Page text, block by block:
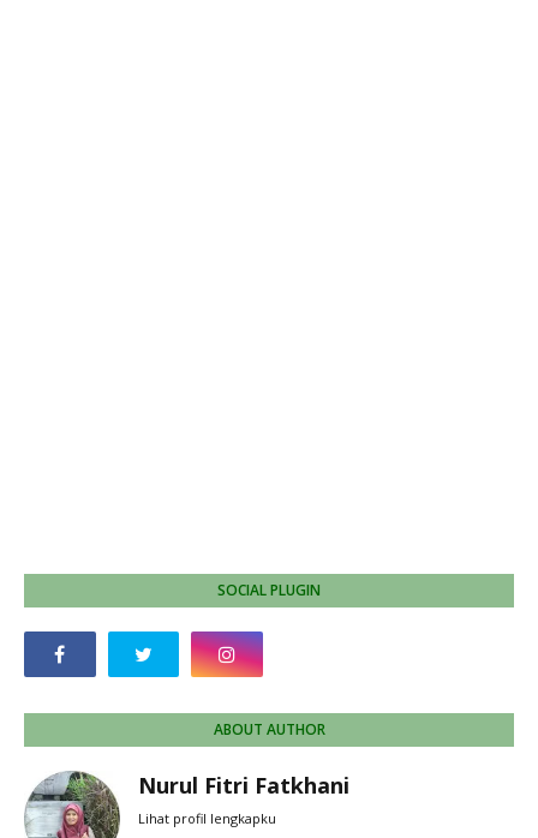
SOCIAL PLUGIN
ABOUT AUTHOR
Nurul Fitri Fatkhani
Lihat profil lengkapku